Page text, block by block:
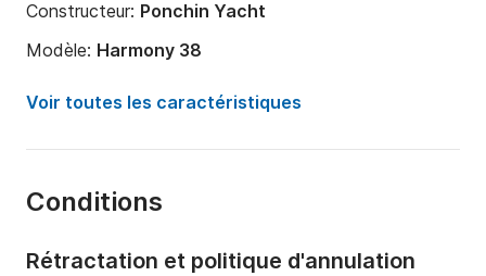
Constructeur: Ponchin Yacht
Modèle: Harmony 38
Année:
2008 (Rénové en 2022)
Nombre de couchages:
Nombre de salles de bains:
Voir toutes les caractéristiques
Conditions
Rétractation et politique d'annulation